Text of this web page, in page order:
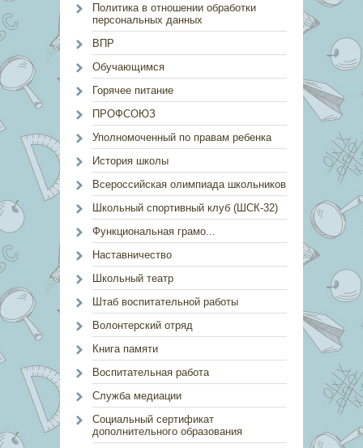
Политика в отношении обработки
персональных данных
ВПР
Обучающимся
Горячее питание
ПРОФСОЮЗ
Уполномоченный по правам ребенка
История школы
Всероссийская олимпиада школьников
Школьный спортивный клуб (ШСК-32)
Функциональная грамо...
Наставничество
Школьный театр
Штаб воспитательной работы
Волонтерский отряд
Книга памяти
Воспитательная работа
Служба медиации
Социальный сертификат
дополнительного образования